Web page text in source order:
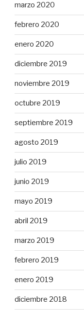
marzo 2020
febrero 2020
enero 2020
diciembre 2019
noviembre 2019
octubre 2019
septiembre 2019
agosto 2019
julio 2019
junio 2019
mayo 2019
abril 2019
marzo 2019
febrero 2019
enero 2019
diciembre 2018